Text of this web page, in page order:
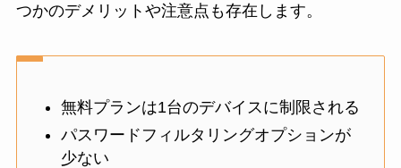
つかのデメリットや注意点も存在します。
無料プランは1台のデバイスに制限される
パスワードフィルタリングオプションが
少ない